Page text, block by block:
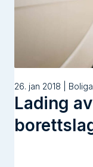
26. jan 2018 |
Lading